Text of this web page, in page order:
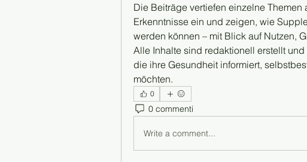
Die Beiträge vertiefen einzelne
Erkenntnisse ein und zeigen, wie
werden können – mit Blick auf Nutzen,
Alle Inhalte sind redaktionell erstellt
die ihre Gesundheit informiert,
möchten.
0
0 commenti
Write a comment...